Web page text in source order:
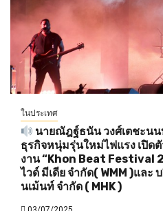
ในประเทศ
นายณัฎฐ์ธนัน วงศ์เตชะนน
ธุรกิจหนุ่มรุ่นใหม่ไฟแรง เปิด
งาน “Khon Beat Festival
ไวด์ มีเดีย จำกัด( WMM )และ
นเม้นท์ จำกัด ( MHK )